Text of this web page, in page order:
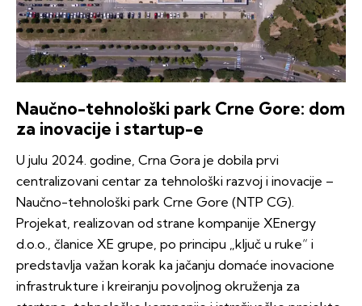
Naučno-tehnološki park Crne Gore: dom
za inovacije i startup-e
U julu 2024. godine, Crna Gora je dobila prvi
centralizovani centar za tehnološki razvoj i inovacije –
Naučno-tehnološki park Crne Gore (NTP CG).
Projekat, realizovan od strane kompanije XEnergy
d.o.o., članice XE grupe, po principu „ključ u ruke“ i
predstavlja važan korak ka jačanju domaće inovacione
infrastrukture i kreiranju povoljnog okruženja za